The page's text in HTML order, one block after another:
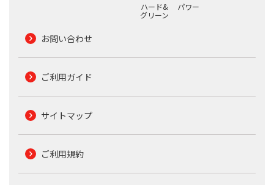
ハード&
グリーン
パワー
お問い合わせ
ご利用ガイド
サイトマップ
ご利用規約